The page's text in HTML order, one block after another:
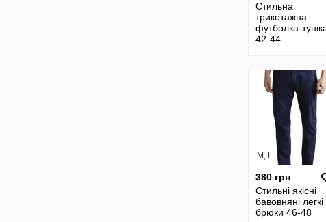
Стильна
трикотажна
футболка-
42-44
M, L
380 грн
Стильні якісні
бавовняні легкі
брюки 46-48